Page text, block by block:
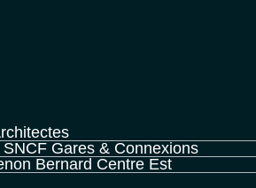
SNCF Gares & Connexions
Bernard Centre Est